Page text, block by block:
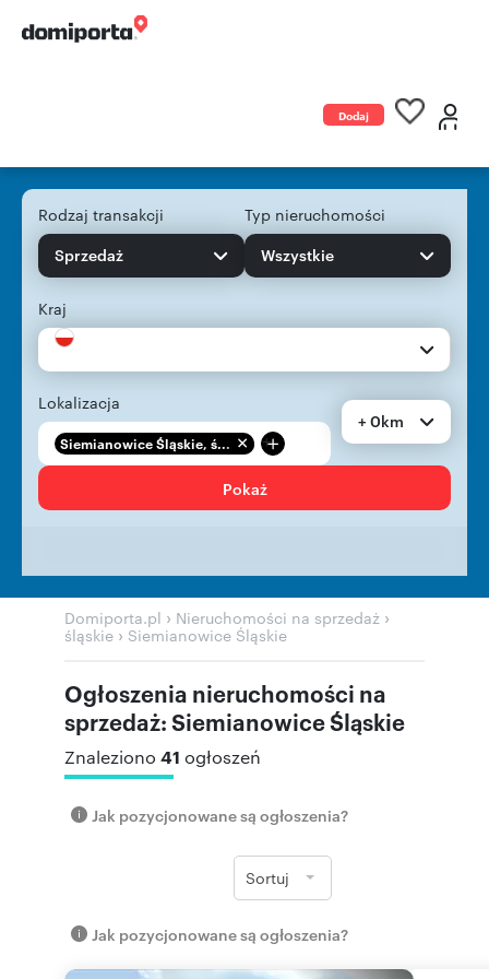
Dodaj
Rodzaj transakcji
Sprzedaż
Typ nieruchomości
Wszystkie
Kraj
Lokalizacja
Siemianowice Śląskie, ś... +
+ 0km
Pokaż
Domiporta.pl › Nieruchomości na sprzedaż ›
śląskie › Siemianowice Śląskie
Ogłoszenia nieruchomości na
sprzedaż: Siemianowice Śląskie
Znaleziono 41 ogłoszeń
Jak pozycjonowane są ogłoszenia?
Sortuj
Jak pozycjonowane są ogłoszenia?